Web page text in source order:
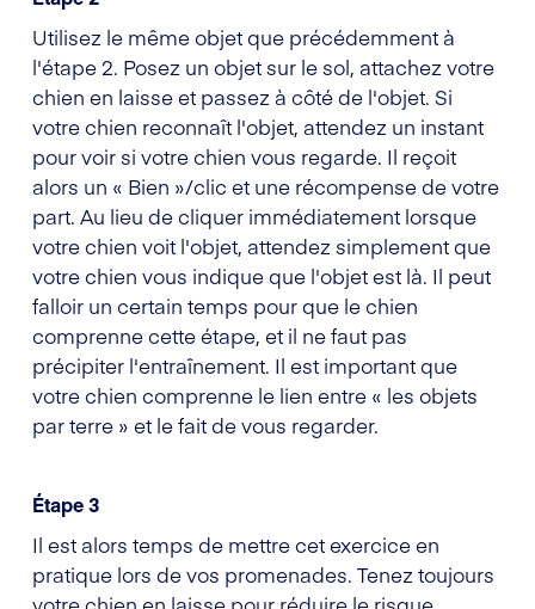
Utilisez le même objet que précédemment à
l'étape 2. Posez un objet sur le sol, attachez votre
chien en laisse et passez à côté de l'objet. Si
votre chien reconnaît l'objet, attendez un instant
pour voir si votre chien vous regarde. Il reçoit
alors un « Bien »/clic et une récompense de votre
part. Au lieu de cliquer immédiatement lorsque
votre chien voit l'objet, attendez simplement que
votre chien vous indique que l'objet est là. Il peut
falloir un certain temps pour que le chien
comprenne cette étape, et il ne faut pas
précipiter l'entraînement. Il est important que
votre chien comprenne le lien entre « les objets
par terre » et le fait de vous regarder.
Étape 3
Il est alors temps de mettre cet exercice en
pratique lors de vos promenades. Tenez toujours